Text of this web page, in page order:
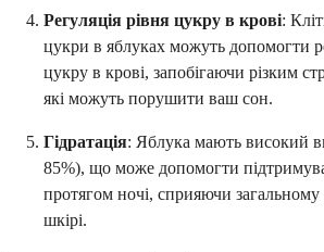
Регуляція рівня цукру в крові:
цукри в яблуках можуть допомогти
цукру в крові, запобігаючи різким
які можуть порушити ваш сон.
Гідратація: Яблука мають високий
85%), що може допомогти
протягом ночі, сприяючи
шкірі.